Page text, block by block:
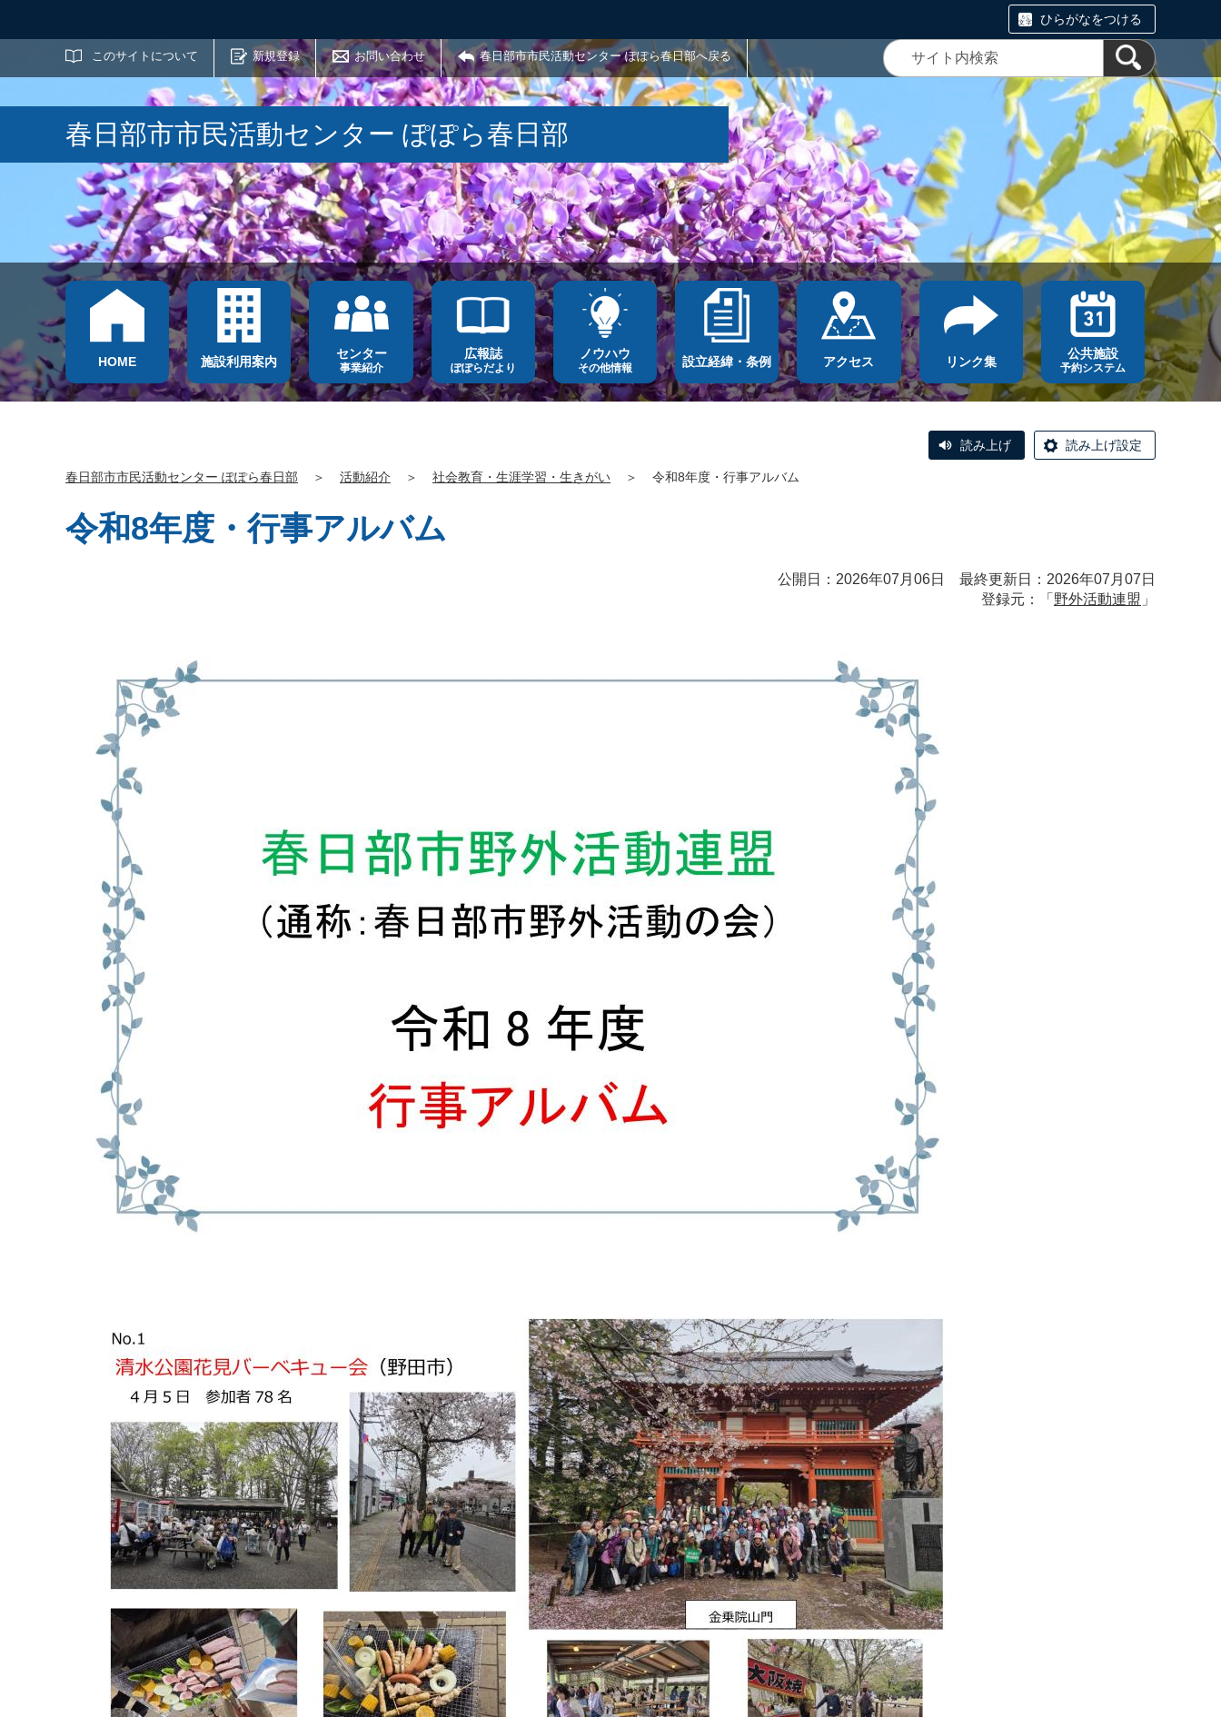
ひらがなをつける
このサイトについて 新規登録 お問い合わせ 春日部市市民活動センター ぽぽら春日部へ戻る
サイト内検索
春日部市市民活動センター ぽぽら春日部
HOME 施設利用案内
センター
事業紹介
広報誌
ぽぽらだより
ノウハウ
その他情報 設立経緯・条例 アクセス リンク集
公共施設
予約システム
読み上げ 読み上げ設定
春日部市市民活動センター ぽぽら春日部 ＞ 活動紹介 ＞ 社会教育・生涯学習・生きがい ＞ 令和8年度・行事アルバム
令和8年度・行事アルバム
公開日：2026年07月06日 最終更新日：2026年07月07日
登録元：「 野外活動連盟 」